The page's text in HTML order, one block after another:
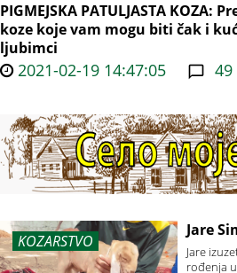
PIGMEJSKA PATULJASTA KOZA:
koze koje vam mogu biti čak i
ljubimci
2021-02-19 14:47:05 49
KOZARSTVO
Jare
Jare
rođenja